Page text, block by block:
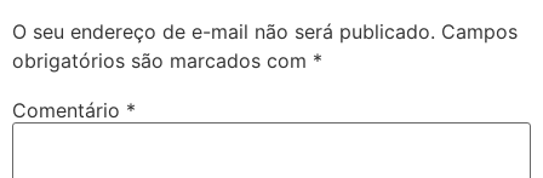
O seu endereço de e-mail não será publicado. Campos
obrigatórios são marcados com *
Comentário *